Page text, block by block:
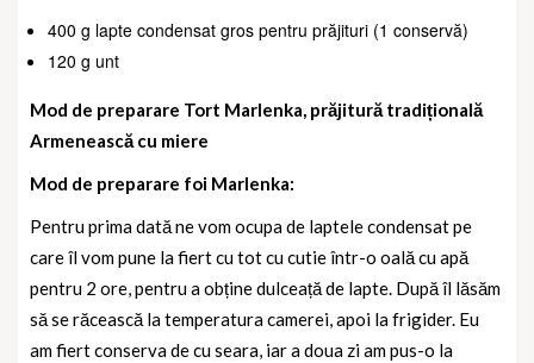
400 g lapte condensat gros pentru prăjituri (1 conservă)
120 g unt
Mod de preparare Tort Marlenka, prăjitură tradițională
Armenească cu miere
Mod de preparare foi Marlenka:
Pentru prima dată ne vom ocupa de laptele condensat pe
care îl vom pune la fiert cu tot cu cutie într-o oală cu apă
pentru 2 ore, pentru a obține dulceață de lapte. După îl lăsăm
să se răcească la temperatura camerei, apoi la frigider. Eu
am fiert conserva de cu seara, iar a doua zi am pus-o la